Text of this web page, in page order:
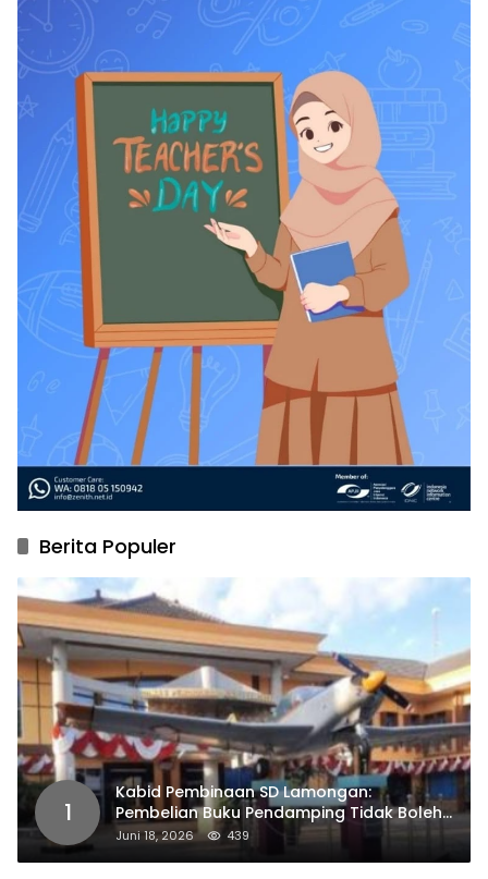
Berita Populer
1
Kabid Pembinaan SD Lamongan:
Pembelian Buku Pendamping Tidak Boleh
Dipaksakan
Juni 18, 2026 439